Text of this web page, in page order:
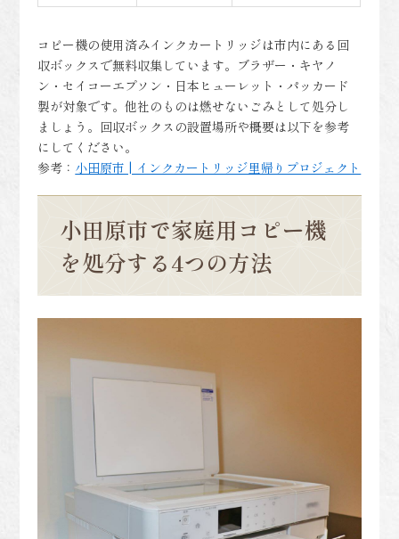
コピー機の使用済みインクカートリッジは市内にある回
収ボックスで無料収集しています。ブラザー・キヤノ
ン・セイコーエプソン・日本ヒューレット・パッカード
製が対象です。他社のものは燃せないごみとして処分し
ましょう。回収ボックスの設置場所や概要は以下を参考
にしてください。
参考： 小田原市 | インクカートリッジ里帰りプロジェクト
小田原市で家庭用コピー機
を処分する4つの方法